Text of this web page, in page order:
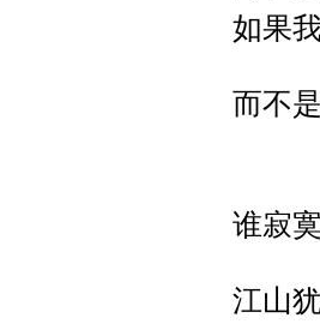
如果
而不
谁寂
江山